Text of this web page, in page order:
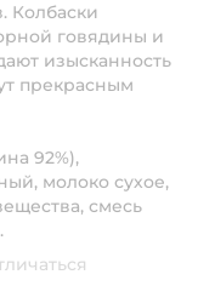
Колбаски
говядины и
изысканность
прекрасным
92%),
молоко сухое,
смесь